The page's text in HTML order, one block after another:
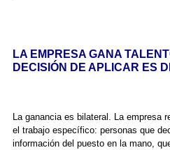
LA EMPRESA GANA
DECISIÓN DE APLICAR ES
La ganancia es bilateral. La empresa
el trabajo específico: personas que
información del puesto en la mano,